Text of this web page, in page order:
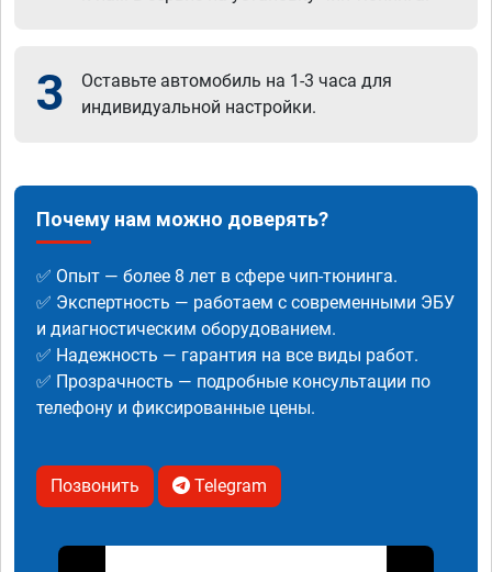
3
Оставьте автомобиль на 1-3 часа для
индивидуальной настройки.
Почему нам можно доверять?
✅ Опыт — более 8 лет в сфере чип-тюнинга.
✅ Экспертность — работаем с современными ЭБУ
и диагностическим оборудованием.
✅ Надежность — гарантия на все виды работ.
✅ Прозрачность — подробные консультации по
телефону и фиксированные цены.
Позвонить Telegram